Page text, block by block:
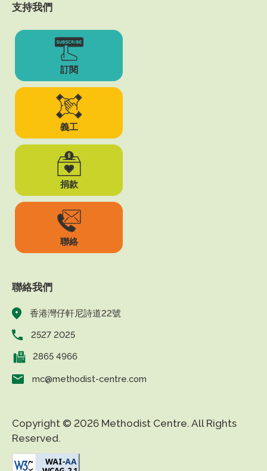
支持我們
訂閱
義工
捐款
聯絡
聯絡我們
香港灣仔軒尼詩道22號
2527 2025
2865 4966
mc@methodist-centre.com
Copyright © 2026 Methodist Centre. All Rights
Reserved.